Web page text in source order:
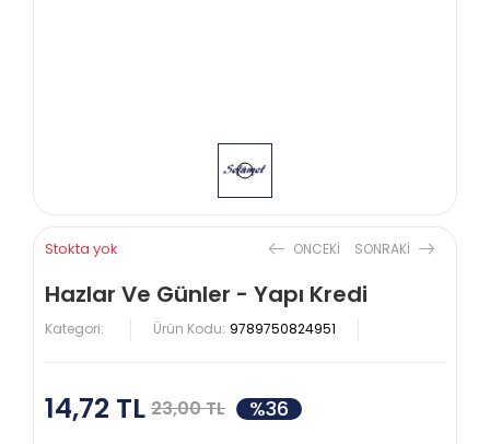
Stokta yok ONCEKI SONRAKI
Hazlar Ve Günler - Yapı Kredi
Kategori: Ürün Kodu: 9789750824951
14,72 TL 23,00 TL %36